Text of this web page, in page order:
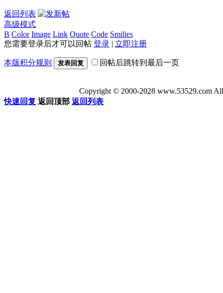
返回列表
高级模式
B Color Image Link Quote Code Smilies
您需要登录后才可以回帖 登录 | 立即注册
本版积分规则 发表回复 回帖后跳转到最后一页
Copyright © 2000-2028 www.53529.com
快速回复 返回顶部 返回列表